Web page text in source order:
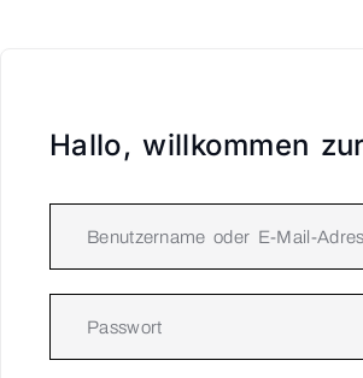
Hallo, willkommen